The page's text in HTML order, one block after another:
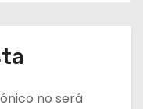
no será